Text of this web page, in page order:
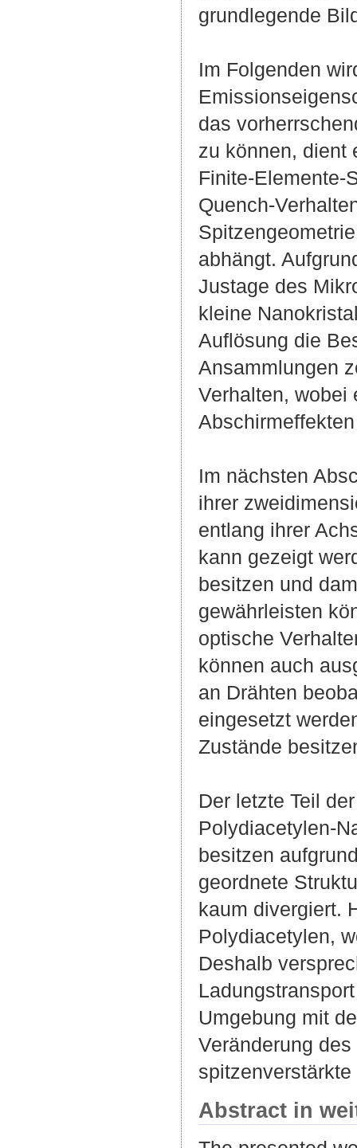
grundlegende
Im Folgenden
das
zu können, dient
Finite-Elemente-
Quench-
abhängt.
Justage des
kleine
Auflösung die
Ansammlungen
Verhalten, wobei
Im nächsten
ihrer
entlang ihrer
kann gezeigt
besitzen und
gewährleisten
optische
können auch
an Drähten
eingesetzt
Zustände
Der letzte Teil
Polydiacetylen-
besitzen
geordnete
kaum divergiert.
Polydiacetylen,
Deshalb
Umgebung mit
Veränderung
Abstract in